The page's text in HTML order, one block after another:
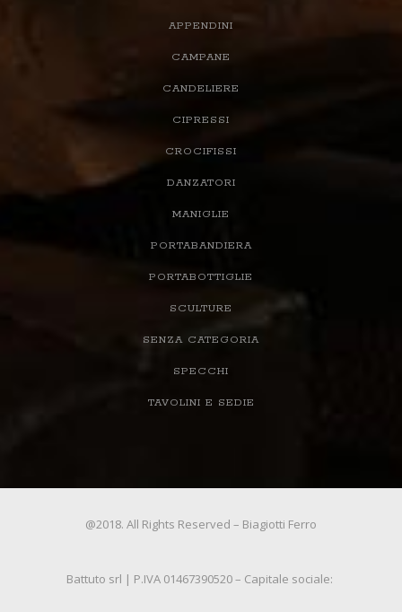
APPENDINI
CAMPANE
CANDELIERE
CIPRESSI
CROCIFISSI
DANZATORI
MANIGLIE
PORTABANDIERA
PORTABOTTIGLIE
SCULTURE
SENZA CATEGORIA
SPECCHI
TAVOLINI E SEDIE
@2018. All Rights Reserved – Biagiotti Ferro
Battuto srl | P.IVA 01467390520 – Capitale sociale: